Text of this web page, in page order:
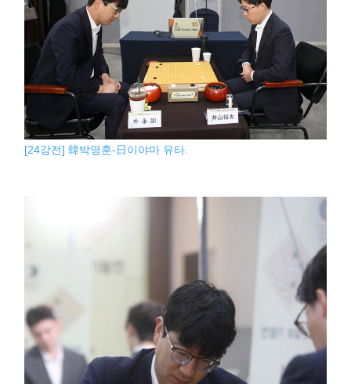
[24강전] 韓박영훈-日이야마 유타.